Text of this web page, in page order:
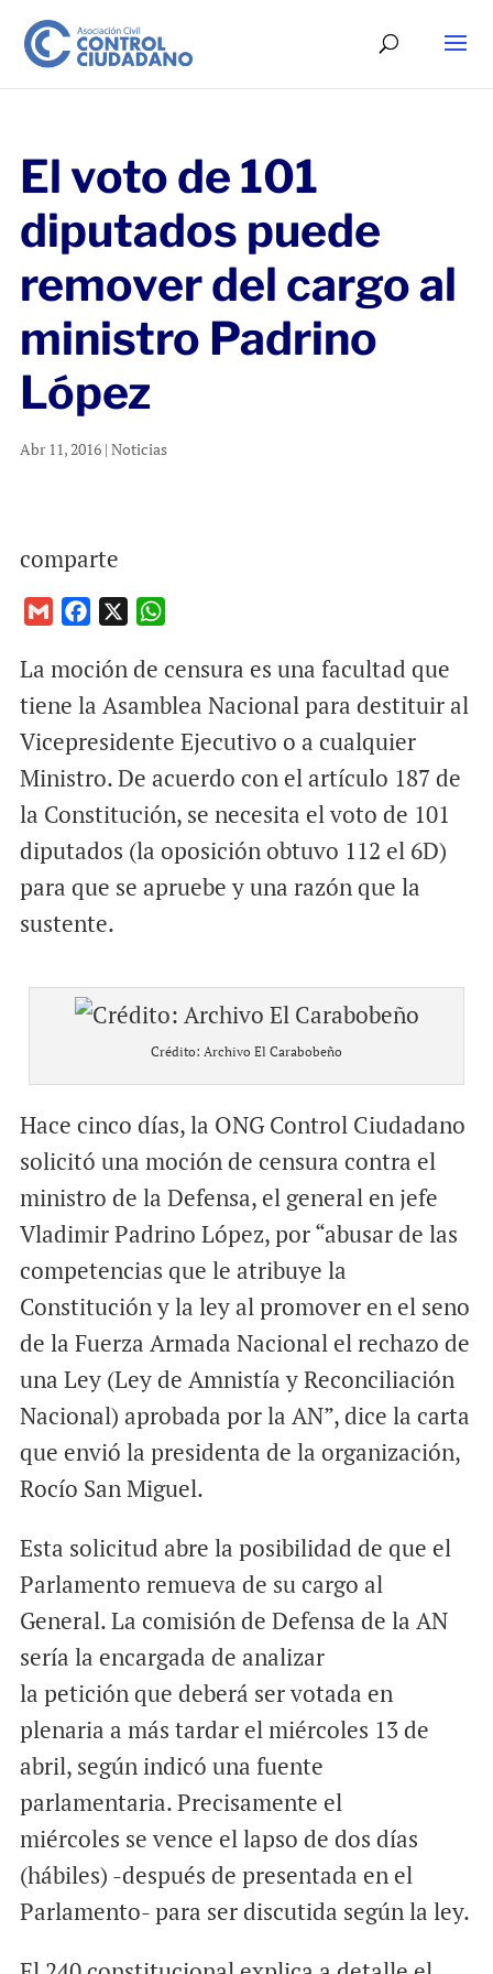
El voto de 101
diputados puede
remover del cargo al
ministro Padrino
López
Abr 11, 2016| Noticias
comparte
a
i
c
e
o
o
k
a
t
A
p
p
La moción de censura es una facultad que
tiene la Asamblea Nacional para destituir al
Vicepresidente Ejecutivo o a cualquier
Ministro. De acuerdo con el artículo 187 de
la Constitución, se necesita el voto de 101
diputados (la oposición obtuvo 112 el 6D)
para que se apruebe y una razón que la
sustente.
Crédito: Archivo El Carabobeño
Hace cinco días, la ONG Control Ciudadano
solicitó una moción de censura contra el
ministro de la Defensa, el general en jefe
Vladimir Padrino López, por “abusar de las
competencias que le atribuye la
Constitución y la ley al promover en el seno
de la Fuerza Armada Nacional el rechazo de
una Ley (Ley de Amnistía y Reconciliación
Nacional) aprobada por la AN”, dice la carta
que envió la presidenta de la organización,
Rocío San Miguel.
Esta solicitud abre la posibilidad de que el
Parlamento remueva de su cargo al
General. La comisión de Defensa de la AN
sería la encargada de analizar
la petición que deberá ser votada en
plenaria a más tardar el miércoles 13 de
abril, según indicó una fuente
parlamentaria. Precisamente el
miércoles se vence el lapso de dos días
(hábiles) -después de presentada en el
Parlamento- para ser discutida según la ley.